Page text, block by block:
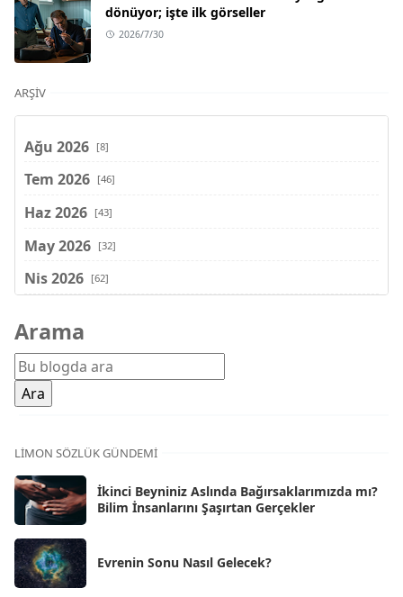
dönüyor; işte ilk görseller
2026/7/30
ARŞIV
Ağu 2026 [8]
Tem 2026 [46]
Haz 2026 [43]
May 2026 [32]
Nis 2026 [62]
Şub 2026
Oca 2026 [72]
Ara 2025
Kas 2025
Eki 2025
Eyl 2025 [56]
Ağu 2025
Tem 2025
Arama
LIMON SÖZLÜK GÜNDEMI
İkinci Beyniniz Aslında Bağırsaklarımızda mı?
Bilim İnsanlarını Şaşırtan Gerçekler
Evrenin Sonu Nasıl Gelecek?